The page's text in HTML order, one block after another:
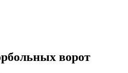
ворот